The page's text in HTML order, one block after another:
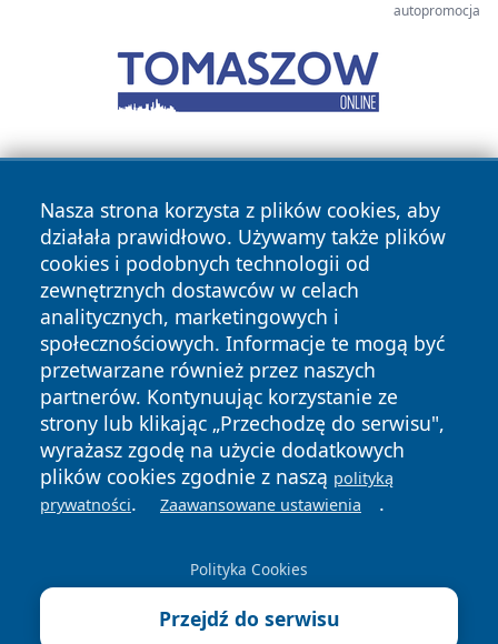
autopromocja
Nasza strona korzysta z plików cookies, aby
działała prawidłowo. Używamy także plików
cookies i podobnych technologii od
zewnętrznych dostawców w celach
analitycznych, marketingowych i
społecznościowych. Informacje te mogą być
przetwarzane również przez naszych
partnerów. Kontynuując korzystanie ze
strony lub klikając „Przechodzę do serwisu",
wyrażasz zgodę na użycie dodatkowych
plików cookies zgodnie z naszą polityką
prywatności. Zaawansowane ustawienia .
Polityka Cookies
Przejdź do serwisu
Copyright © 2026 faktykrakowa.pl Wszystkie prawa
zastrzeżone.
News Autorzy
Polityka
Prywatności
Polityka
Cookies